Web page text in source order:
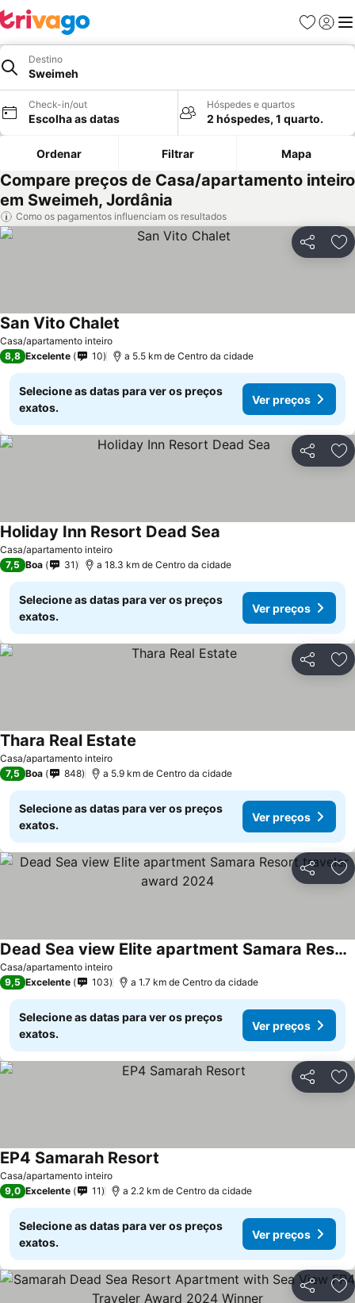
Favoritos
Iniciar
Destino
Sweimeh
Check-in/out
Escolha as datas
Hóspedes e quartos
2 hóspedes, 1 quarto.
Ordenar Filtrar Mapa
Compare preços de Casa/apartamento inteiro
em Sweimeh, Jordânia
Como os pagamentos influenciam os resultados
Partilhar
Casa/apartamento inteiro
San Vito Chalet
8,8 Excelente 10 a 5.5 km de Centro da cidade
Selecione as datas para ver os preços
exatos.
Ver preços
Partilhar
Casa/apartamento inteiro
Holiday Inn Resort Dead Sea
7,5 Boa 31 a 18.3 km de Centro da cidade
Selecione as datas para ver os preços
exatos.
Ver preços
Partilhar
Casa/apartamento inteiro
Thara Real Estate
7,5 Boa 848 a 5.9 km de Centro da cidade
Selecione as datas para ver os preços
exatos.
Ver preços
Partilhar
Casa/apartamento inteiro
Dead Sea view Elite apartment Samara Resort traveler award 2024
9,5 Excelente 103 a 1.7 km de Centro da cidade
Selecione as datas para ver os preços
exatos.
Ver preços
Partilhar
Casa/apartamento inteiro
EP4 Samarah Resort
9,0 Excelente 11 a 2.2 km de Centro da cidade
Selecione as datas para ver os preços
exatos.
Ver preços
Partilhar